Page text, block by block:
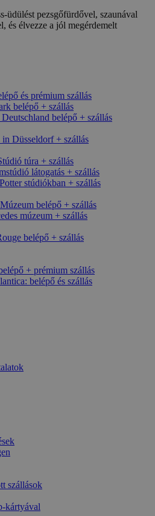
üdülést pezsgőfürdővel, szaunával
és élvezze a jól megérdemelt
és prémium szállás
belépő + szállás
belépő + szállás
Düsseldorf + szállás
túra + szállás
látogatás + szállás
stúdiókban + szállás
belépő + szállás
múzeum + szállás
belépő + szállás
+ prémium szállás
belépő és szállás
szállások
kártyával